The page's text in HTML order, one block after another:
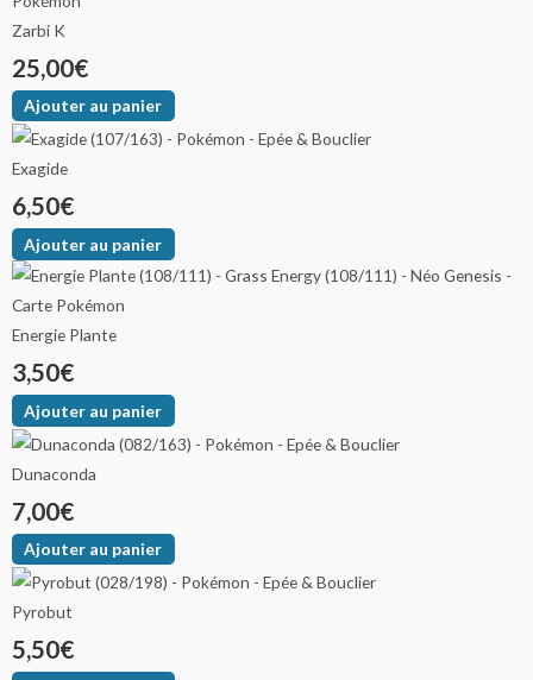
Zarbi K
25,00€
Ajouter au panier
Exagide
6,50€
Ajouter au panier
Energie Plante
3,50€
Ajouter au panier
Dunaconda
7,00€
Ajouter au panier
Pyrobut
5,50€